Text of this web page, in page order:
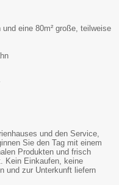
eine 80m² große, teilweise
und den Service,
Sie den Tag mit einem
Produkten und frisch
Kein Einkaufen, keine
und zur Unterkunft liefern